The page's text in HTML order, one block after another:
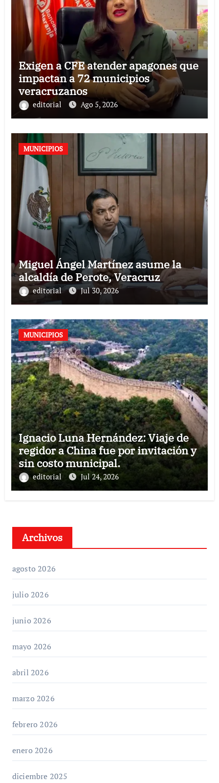
Exigen a CFE atender apagones que
impactan a 72 municipios
veracruzanos
editorial Ago 5, 2026
MUNICIPIOS
Miguel Ángel Martínez asume la
alcaldía de Perote, Veracruz
editorial Jul 30, 2026
MUNICIPIOS
Ignacio Luna Hernández: Viaje de
regidor a China fue por invitación y
sin costo municipal.
editorial Jul 24, 2026
Archivos
agosto 2026
julio 2026
junio 2026
mayo 2026
abril 2026
marzo 2026
febrero 2026
enero 2026
diciembre 2025